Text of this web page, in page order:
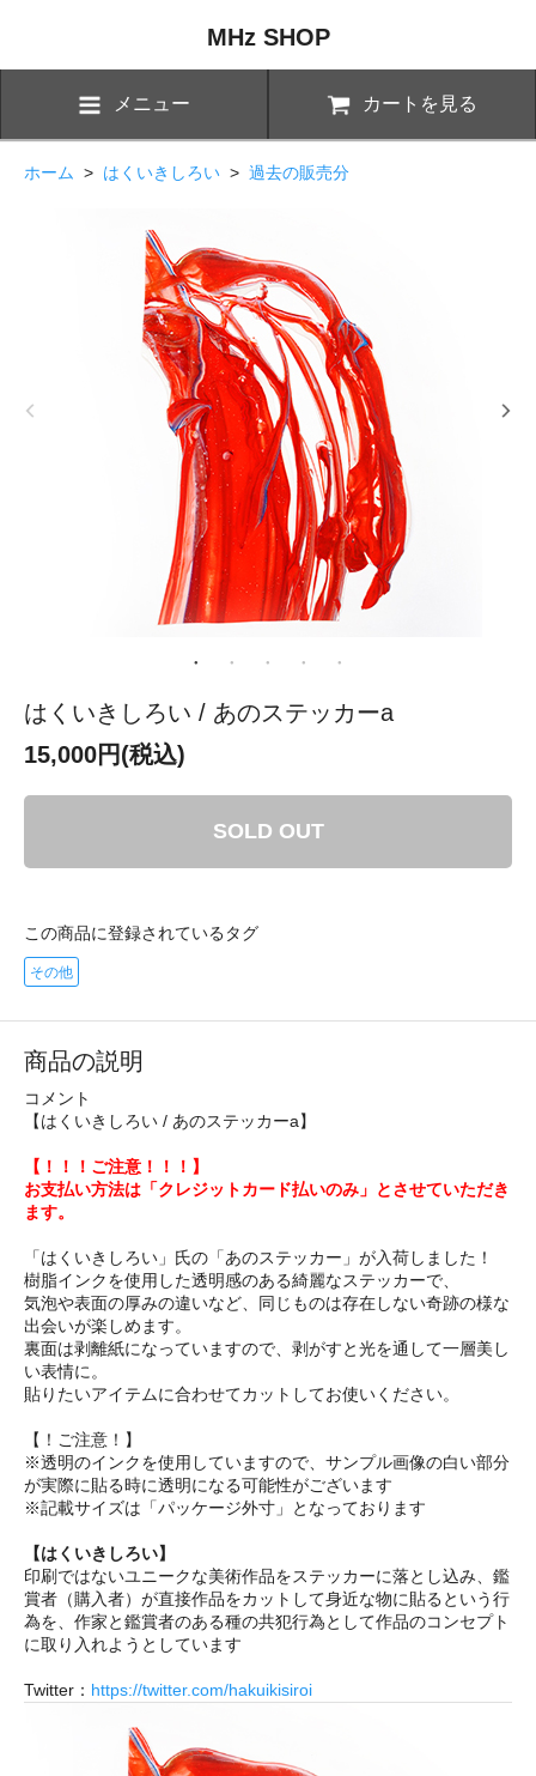
MHz SHOP
メニュー カートを見る
ホーム > はくいきしろい > 過去の販売分
はくいきしろい / あのステッカーa
15,000円(税込)
SOLD OUT
この商品に登録されているタグ
その他
商品の説明
コメント
【はくいきしろい / あのステッカーa】
【！！！ご注意！！！】
お支払い方法は「クレジットカード払いのみ」とさせていただき
ます。
「はくいきしろい」氏の「あのステッカー」が入荷しました！
樹脂インクを使用した透明感のある綺麗なステッカーで、
気泡や表面の厚みの違いなど、同じものは存在しない奇跡の様な
出会いが楽しめます。
裏面は剥離紙になっていますので、剥がすと光を通して一層美し
い表情に。
貼りたいアイテムに合わせてカットしてお使いください。
【！ご注意！】
※透明のインクを使用していますので、サンプル画像の白い部分
が実際に貼る時に透明になる可能性がございます
※記載サイズは「パッケージ外寸」となっております
【はくいきしろい】
印刷ではないユニークな美術作品をステッカーに落とし込み、鑑
賞者（購入者）が直接作品をカットして身近な物に貼るという行
為を、作家と鑑賞者のある種の共犯行為として作品のコンセプト
に取り入れようとしています
Twitter： https://twitter.com/hakuikisiroi